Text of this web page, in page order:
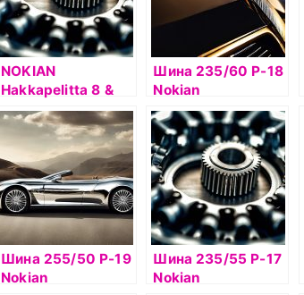
NOKIAN
Hakkapelitta 8 &
NOKIAN
HAKKAPELIITTA 8
Шина 235/60 Р-18
Nokian
Hakkapelitta 8 SUV
107T б/к шип
Шина 255/50 Р-19
Nokian
Шина 235/55 Р-17
Nokian